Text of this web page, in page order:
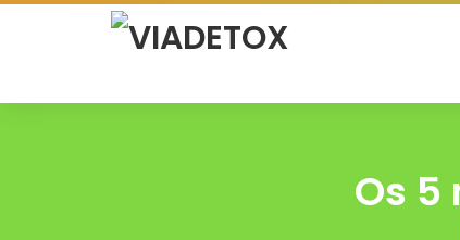
Os